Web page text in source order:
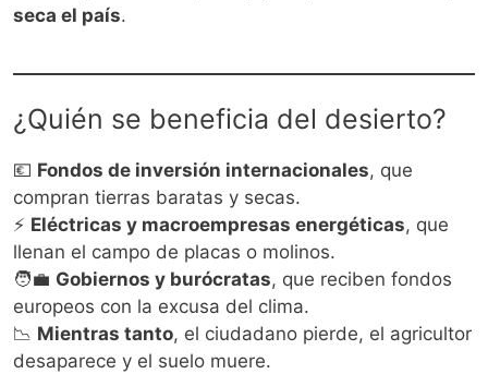
seca el país.
¿Quién se beneficia del desierto?
💶 Fondos de inversión internacionales, que
compran tierras baratas y secas.
⚡ Eléctricas y macroempresas energéticas, que
llenan el campo de placas o molinos.
🧑‍💼 Gobiernos y burócratas, que reciben fondos
europeos con la excusa del clima.
📉 Mientras tanto, el ciudadano pierde, el agricultor
desaparece y el suelo muere.